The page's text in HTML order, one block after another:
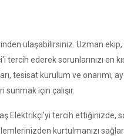
ulaşabilirsiniz. Uzman
ederek sorunlarınızı
tesisat kurulum ve onarımı,
için çalışır.
Elektrikçi'yi tercih ettiğinizde,
kurtulmanızı